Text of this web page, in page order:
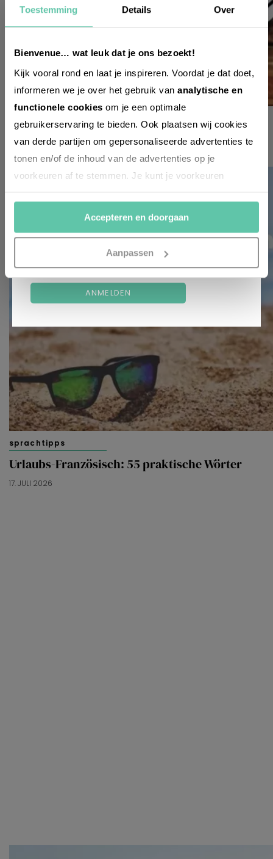
Toestemming Details Over
Bienvenue… wat leuk dat je ons bezoekt!
Kijk vooral rond en laat je inspireren. Voordat je dat doet,
informeren we je over het gebruik van analytische en
functionele cookies om je een optimale
gebruikerservaring te bieden. Ook plaatsen wij cookies
van derde partijen om gepersonaliseerde advertenties te
tonen en/of de inhoud van de advertenties op je
voorkeuren af te stemmen. Je kunt je voorkeuren
beheren via ‘Zelf instellen’. Klik je op ‘Accepteren en
Accepteren en doorgaan
Aanpassen
10 Arten, auf Französisch NEIN zu sagen
3. OKTOBER 2021
sprachtipps
Urlaubs-Französisch: 55 praktische Wörter
17. JULI 2026
Möchtest du
Entdeckungen und Insider-Tipps für
Frankreich informiert werden? Dann
melde dich für unseren
zweiwöchentlichen Newsletter an. Im
Handumdrehen erledigt!
Voornaam
Achternaam
E-
ANMELDEN